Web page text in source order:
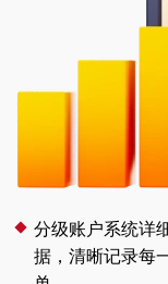
分级账户系统详
据，清晰记录每